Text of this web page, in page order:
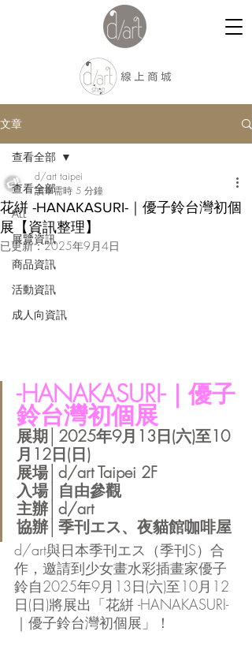
文章
查看全部
ALL
展覽資訊
商品資訊
活動資訊
成人向資訊
查看全部
花絣 -HANAKASURI-｜優子鈴台灣初個
展【資訊整理】
d/art taipei
讀畢需時 5 分鐘
已更新：2025年9月4日
-HANAKASURI-｜優子
鈴台灣初個展
展期│2025年9月13日(六)至10
月12日(日)
展場│d/art Taipei 2F
入場│自由參觀
主辦│d/art
協辦│季刊エス、夜貓館咖啡屋
d/art與日本季刊エス（季刊S）合
作，邀請到少女畫水彩插畫家優子
鈴自2025年9月13日(六)至10月12
日(日)將展出「花絣 -HANAKASURI-
｜優子鈴台灣初個展」！